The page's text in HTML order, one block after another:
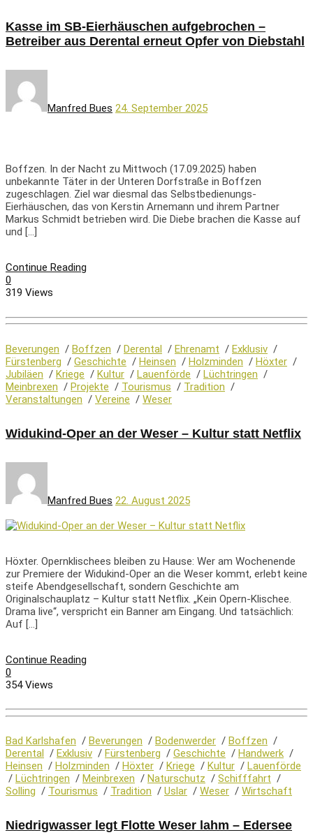
Kasse im SB-Eierhäuschen aufgebrochen –
Betreiber aus Derental erneut Opfer von Diebstahl
Manfred Bues 24. September 2025
Boffzen. In der Nacht zu Mittwoch (17.09.2025) haben
unbekannte Täter in der Unteren Dorfstraße in Boffzen
zugeschlagen. Ziel war diesmal das Selbstbedienungs-
Eierhäuschen, das von Kerstin Arnemann und ihrem Partner
Markus Schmidt betrieben wird. Die Diebe brachen die Kasse auf
und […]
Continue Reading
0
319 Views
Beverungen / Boffzen / Derental / Ehrenamt / Exklusiv /
Fürstenberg / Geschichte / Heinsen / Holzminden / Höxter /
Jubiläen / Kriege / Kultur / Lauenförde / Lüchtringen /
Meinbrexen / Projekte / Tourismus / Tradition /
Veranstaltungen / Vereine / Weser
Widukind-Oper an der Weser – Kultur statt Netflix
Manfred Bues 22. August 2025
Höxter. Opernklischees bleiben zu Hause: Wer am Wochenende
zur Premiere der Widukind-Oper an die Weser kommt, erlebt keine
steife Abendgesellschaft, sondern Geschichte am
Originalschauplatz – Kultur statt Netflix. „Kein Opern-Klischee.
Drama live“, verspricht ein Banner am Eingang. Und tatsächlich:
Auf […]
Continue Reading
0
354 Views
Bad Karlshafen / Beverungen / Bodenwerder / Boffzen /
Derental
/ Exklusiv / Fürstenberg / Geschichte / Handwerk /
Heinsen / Holzminden / Höxter / Kriege / Kultur / Lauenförde
/ Lüchtringen / Meinbrexen / Naturschutz / Schifffahrt /
Solling / Tourismus / Tradition / Uslar / Weser / Wirtschaft
Niedrigwasser legt Flotte Weser lahm – Edersee